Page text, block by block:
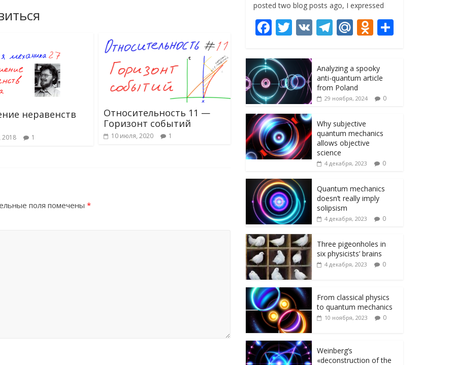
неравенств
2018 1
Относительность 11 —
Горизонт событий
10 июля, 2020 1
поля помечены *
posted two blog posts ago, I expressed
F
e
b
o
o
k
T
itt
er
V T
gr
a
m
M
R
u
O
n
o
kl
as
ni
ki
Analyzing a spooky
anti-quantum article
from Poland
29 ноября, 2024 0
Why subjective
quantum mechanics
allows objective
science
4 декабря, 2023 0
Quantum mechanics
doesn’t really imply
solipsism
4 декабря, 2023 0
Three pigeonholes in
six physicists’ brains
4 декабря, 2023 0
From classical physics
to quantum mechanics
10 ноября, 2023 0
Weinberg’s
«deconstruction of the